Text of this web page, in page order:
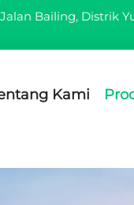
Bailing, Distrik
Kami